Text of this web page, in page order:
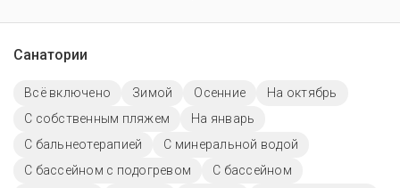
Санатории
Всё включено Зимой Осенние
На октябрь
С собственным пляжем
На январь
С бальнеотерапией
С минеральной водой
С бассейном с подогревом
C бассейном